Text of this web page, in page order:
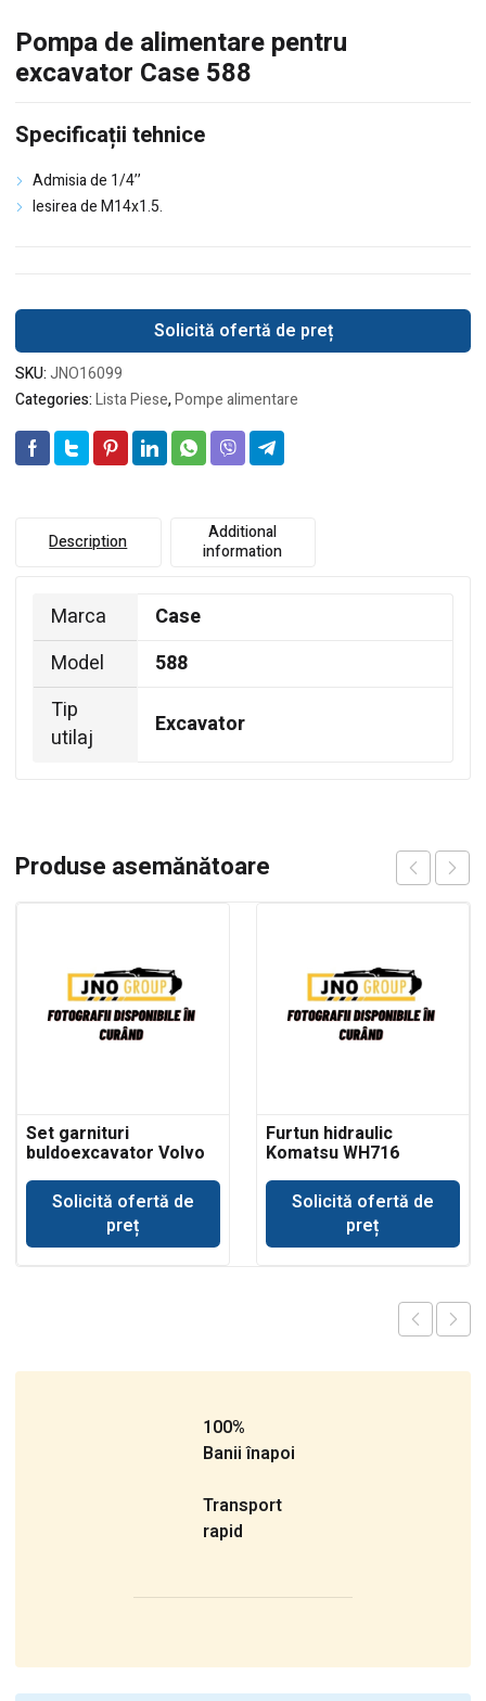
Pompa de alimentare pentru
excavator Case 588
Specificații tehnice
Admisia de 1/4’’
Iesirea de M14x1.5.
Solicită ofertă de preț
SKU:JNO16099
Categories:Lista Piese,Pompe alimentare
Description
Additional
information
Marca
Case
Model
588
Tip
utilaj
Excavator
Produse asemănătoare
Set garnituri
buldoexcavator Volvo
cupa incarcare
Solicită ofertă de
preț
Furtun hidraulic
Komatsu WH716
Solicită ofertă de
preț
100%
Banii înapoi
Transport
rapid